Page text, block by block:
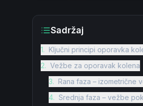
Sadržaj
1. Ključni principi oporavka
2. Vežbe za oporavak kolena
3. Rana faza – izometrične
4. Srednja faza – vežbe